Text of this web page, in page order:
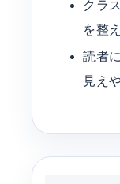
クラ
を整
読者
見え